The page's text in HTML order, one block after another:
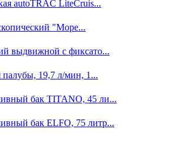
autoTRAC LiteCruis...
"Море...
выдвижной с фиксато...
19,7 л/мин, 1...
бак TITANO, 45 ли...
бак ELFO, 75 литр...